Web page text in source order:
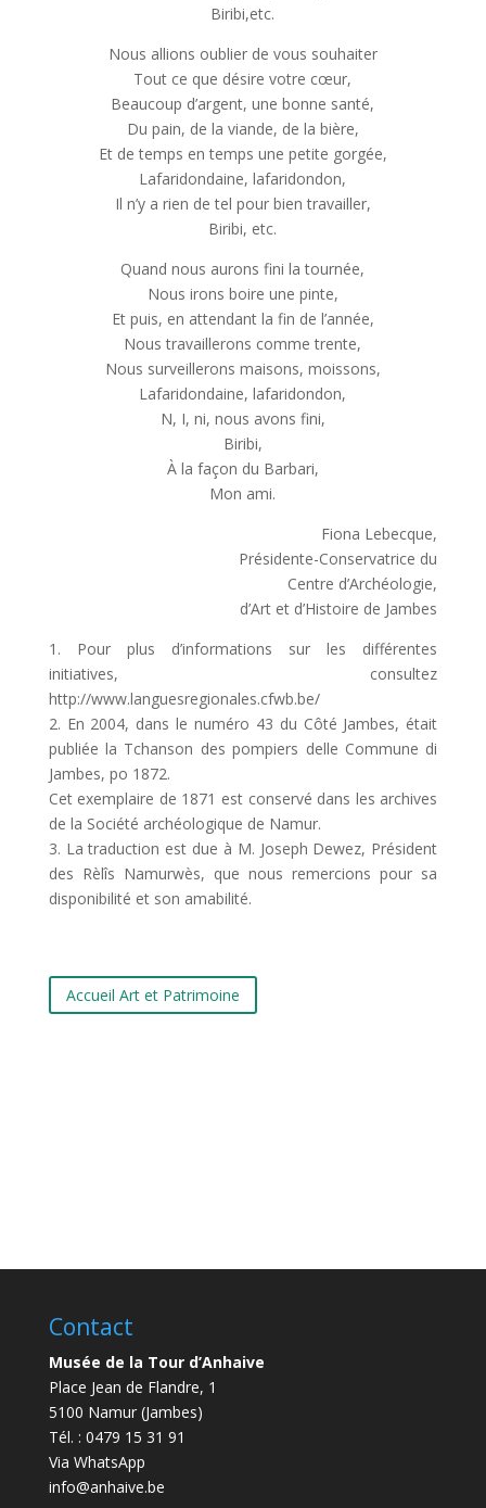
Biribi,etc.
Nous allions oublier de vous souhaiter
Tout ce que désire votre cœur,
Beaucoup d’argent, une bonne santé,
Du pain, de la viande, de la bière,
Et de temps en temps une petite gorgée,
Lafaridondaine, lafaridondon,
Il n’y a rien de tel pour bien travailler,
Biribi, etc.
Quand nous aurons fini la tournée,
Nous irons boire une pinte,
Et puis, en attendant la fin de l’année,
Nous travaillerons comme trente,
Nous surveillerons maisons, moissons,
Lafaridondaine, lafaridondon,
N, I, ni, nous avons fini,
Biribi,
À la façon du Barbari,
Mon ami.
Fiona Lebecque,
Présidente-Conservatrice du
Centre d’Archéologie,
d’Art et d’Histoire de Jambes
1. Pour plus d’informations sur les différentes
initiatives, consultez
http://www.languesregionales.cfwb.be/
2. En 2004, dans le numéro 43 du Côté Jambes, était
publiée la Tchanson des pompiers delle Commune di
Jambes, po 1872.
Cet exemplaire de 1871 est conservé dans les archives
de la Société archéologique de Namur.
3. La traduction est due à M. Joseph Dewez, Président
des Rèlîs Namurwès, que nous remercions pour sa
disponibilité et son amabilité.
Accueil Art et Patrimoine
Contact
Musée de la Tour d’Anhaive
Place Jean de Flandre, 1
5100 Namur (Jambes)
Tél. : 0479 15 31 91
Via WhatsApp
info@anhaive.be